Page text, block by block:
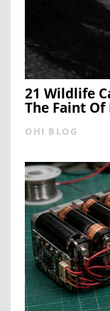
21 Wildlife
The Faint
OHI BLOG